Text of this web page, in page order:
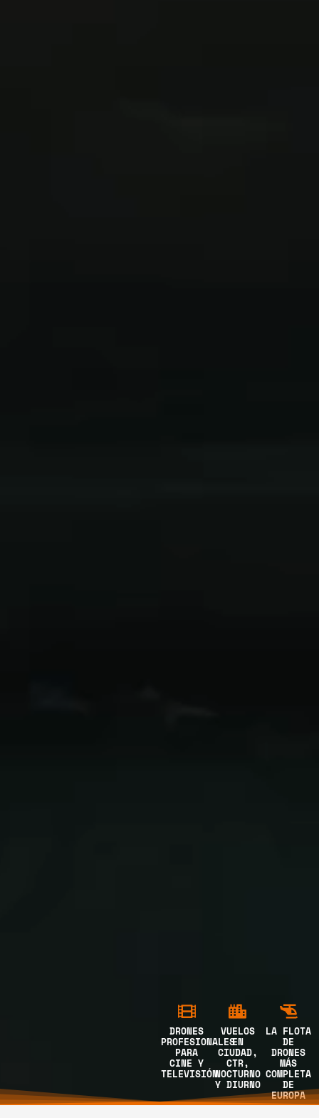
DRONES
PROFESIONALES
PARA
CINE Y
TELEVISIÓN
VUELOS
EN
CIUDAD,
CTR,
NOCTURNO
Y DIURNO
LA FLOTA
DE
DRONES
MÁS
COMPLETA
DE
EUROPA